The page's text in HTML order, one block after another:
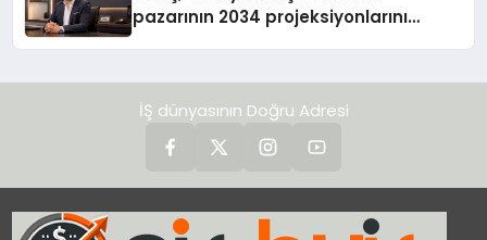
pazarının 2034 projeksiyonlarını
İŞ dünyasının Doğru Adresi